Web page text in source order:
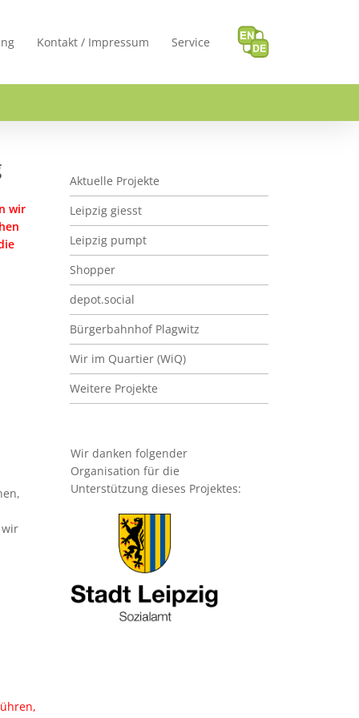
Kontakt / Impressum Service
wir
Corona-Hilfe: Einkauf, Kinderbetreuung etc. für
Aktuelle Projekte
Leipzig giesst
Leipzig pumpt
Shopper
depot.social
Bürgerbahnhof Plagwitz
Wir im Quartier (WiQ)
Weitere Projekte
Wir danken folgender
Organisation für die
Unterstützung dieses Projektes: